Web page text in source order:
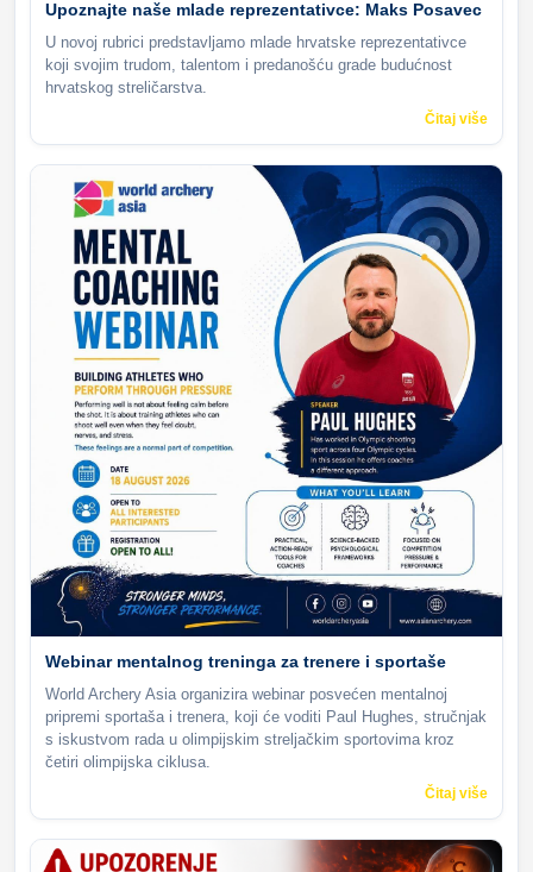
Upoznajte naše mlade reprezentativce: Maks Posavec
U novoj rubrici predstavljamo mlade hrvatske reprezentativce
koji svojim trudom, talentom i predanošću grade budućnost
hrvatskog streličarstva.
Čitaj više
Webinar mentalnog treninga za trenere i sportaše
World Archery Asia organizira webinar posvećen mentalnoj
pripremi sportaša i trenera, koji će voditi Paul Hughes, stručnjak
s iskustvom rada u olimpijskim streljačkim sportovima kroz
četiri olimpijska ciklusa.
Čitaj više